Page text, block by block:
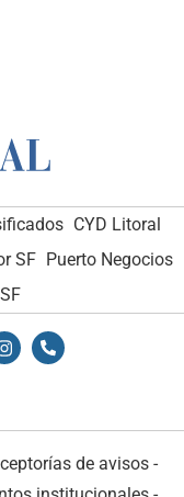
CYD Litoral
SF Puerto Negocios
de avisos -